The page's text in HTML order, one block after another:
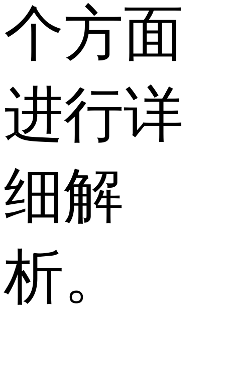
个方面
进行详
细解
析。